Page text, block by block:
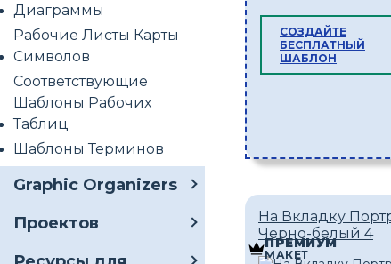
Диаграммы
Рабочие Листы Карты
Символов
Соответствующие
Шаблоны Рабочих
Таблиц
Шаблоны Терминов
Graphic Organizers
Проектов
СОЗДАЙТЕ
БЕСПЛАТНЫЙ
ШАБЛОН
На Вкладку
Черно-белый 4
ПРЕМИУМ
МАКЕТ